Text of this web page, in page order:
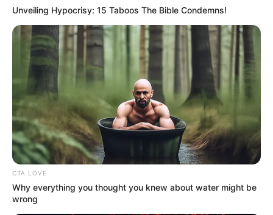
Unveiling Hypocrisy: 15 Taboos The Bible Condemns!
CTA LOVE
Why everything you thought you knew about water might be
wrong